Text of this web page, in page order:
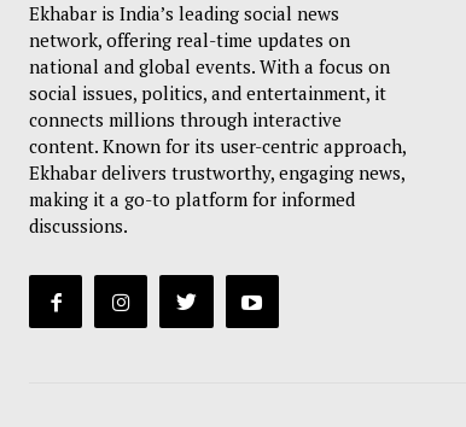
Ekhabar is India’s leading social news
network, offering real-time updates on
national and global events. With a focus on
social issues, politics, and entertainment, it
connects millions through interactive
content. Known for its user-centric approach,
Ekhabar delivers trustworthy, engaging news,
making it a go-to platform for informed
discussions.